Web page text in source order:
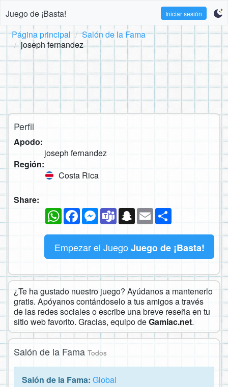
Juego de ¡Basta! Iniciar sesión
Página principal
Salón de la Fama
joseph fernandez
Perfil
Apodo:
joseph fernandez
Región:
Costa Rica
Share:
WhatsAppFacebookMessenger
TeamsSnapchat
Email
Empezar el Juego Juego de ¡Basta!
¿Te ha gustado nuestro juego? Ayúdanos a mantenerlo
gratis. Apóyanos contándoselo a tus amigos a través
de las redes sociales o escribe una breve reseña en tu
sitio web favorito. Gracias, equipo deGamiac.net.
Salón de la Fama Todos
Salón de la Fama: Global